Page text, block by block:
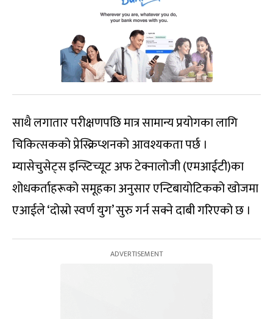
साथै लगातार परीक्षणपछि मात्र सामान्य प्रयोगका लागि
चिकित्सकको प्रेस्क्रिप्शनको आवश्यकता पर्छ ।
म्यासेचुसेट्स इन्स्टिच्यूट अफ टेक्नालोजी (एमआईटी)का
शोधकर्ताहरूको समूहका अनुसार एन्टिबायोटिकको खोजमा
एआईले ‘दोस्रो स्वर्ण युग’ सुरु गर्न सक्ने दाबी गरिएको छ ।